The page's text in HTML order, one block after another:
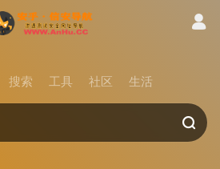
搜索 工具 社区 生活